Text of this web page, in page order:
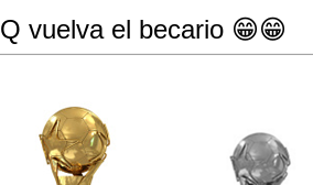
Q vuelva el becario 😁😁